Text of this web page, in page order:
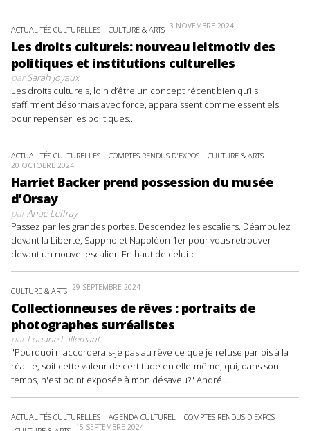
ACTUALITÉS CULTURELLES CULTURE & ARTS 3 NOVEMBRE 2024
Les droits culturels: nouveau leitmotiv des
politiques et institutions culturelles
parSarah Joyaux
Les droits culturels, loin d’être un concept récent bien qu’ils
s’affirment désormais avec force, apparaissent comme essentiels
pour repenser les politiques...
ACTUALITÉS CULTURELLES COMPTES RENDUS D'EXPOS CULTURE & ARTS
20 OCTOBRE 2024
Harriet Backer prend possession du musée
d’Orsay
parAnaë Leffray
Passez par les grandes portes. Descendez les escaliers. Déambulez
devant la Liberté, Sappho et Napoléon 1er pour vous retrouver
devant un nouvel escalier. En haut de celui-ci...
CULTURE & ARTS 29 SEPTEMBRE 2024
Collectionneuses de rêves : portraits de
photographes surréalistes
parLouane Lallemant
"Pourquoi n'accorderais-je pas au rêve ce que je refuse parfois à la
réalité, soit cette valeur de certitude en elle-même, qui, dans son
temps, n'est point exposée à mon désaveu?" André...
ACTUALITÉS CULTURELLES AGENDA CULTUREL
COMPTES RENDUS D'EXPOS
15 SEPTEMBRE 2024